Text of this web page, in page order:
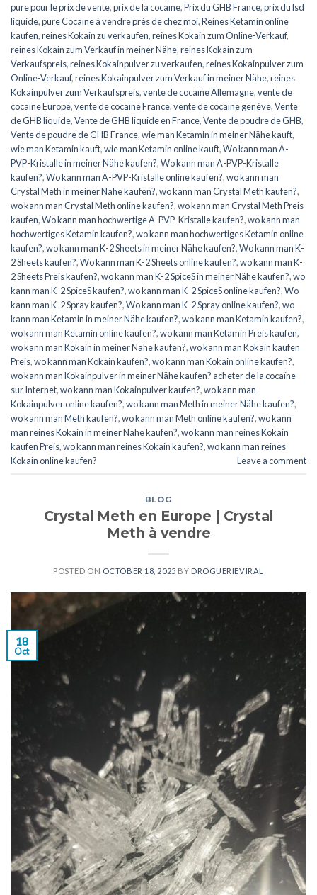
pure pour le prix de vente,prix de la cocaïne,Prix du GHB France,prix du lsd
liquide,pure Cocaïne à vendre près de chez moi,Reines Ketamin online
kaufen,reines Kokain zu verkaufen,reines Kokain zum Online-Verkauf,
reines Kokain zum Verkauf in meiner Nähe,reines Kokain zum
Verkaufspreis,reines Kokainpulver zu verkaufen,reines Kokainpulver zum
Online-Verkauf,reines Kokainpulver zum Verkauf in meiner Nähe,reines
Kokainpulver zum Verkaufspreis,vente de cocaïne Allemagne,vente de
cocaïne Europe,vente de cocaïne France,vente de cocaïne genève,Vente
de GHB liquide,Vente de GHB liquide en France,Vente de poudre de GHB,
Vente de poudre de GHB France,wie man Ketamin in meiner Nähe kauft,
wie man Ketamin kauft,wie man Ketamin online kauft,Wo kann man A-
PVP-Kristalle in meiner Nähe kaufen?,Wo kann man A-PVP-Kristalle
kaufen?,Wo kann man A-PVP-Kristalle online kaufen?,wo kann man
Crystal Meth in meiner Nähe kaufen?,wo kann man Crystal Meth kaufen?,
wo kann man Crystal Meth online kaufen?,wo kann man Crystal Meth Preis
kaufen,Wo kann man hochwertige A-PVP-Kristalle kaufen?,wo kann man
hochwertiges Ketamin kaufen?,wo kann man hochwertiges Ketamin online
kaufen?,wo kann man K-2 Sheets in meiner Nähe kaufen?,Wo kann man K-
2 Sheets kaufen?,Wo kann man K-2 Sheets online kaufen?,wo kann man K-
2 Sheets Preis kaufen?,wo kann man K-2 SpiceS in meiner Nähe kaufen?,wo
kann man K-2 SpiceS kaufen?,wo kann man K-2 SpiceS online kaufen?,Wo
kann man K-2 Spray kaufen?,Wo kann man K-2 Spray online kaufen?,wo
kann man Ketamin in meiner Nähe kaufen?,wo kann man Ketamin kaufen?,
wo kann man Ketamin online kaufen?,wo kann man Ketamin Preis kaufen,
wo kann man Kokain in meiner Nähe kaufen?,wo kann man Kokain kaufen
Preis,wo kann man Kokain kaufen?,wo kann man Kokain online kaufen?,
wo kann man Kokainpulver in meiner Nähe kaufen? acheter de la cocaïne
sur Internet,wo kann man Kokainpulver kaufen?,wo kann man
Kokainpulver online kaufen?,wo kann man Meth in meiner Nähe kaufen?,
wo kann man Meth kaufen?,wo kann man Meth online kaufen?,wo kann
man reines Kokain in meiner Nähe kaufen?,wo kann man reines Kokain
kaufen Preis,wo kann man reines Kokain kaufen?,wo kann man reines
Kokain online kaufen?
Leave a comment
BLOG
Crystal Meth en Europe | Crystal
Meth à vendre
POSTED ON OCTOBER 18, 2025 BY DROGUERIEVIRAL
18
Oct